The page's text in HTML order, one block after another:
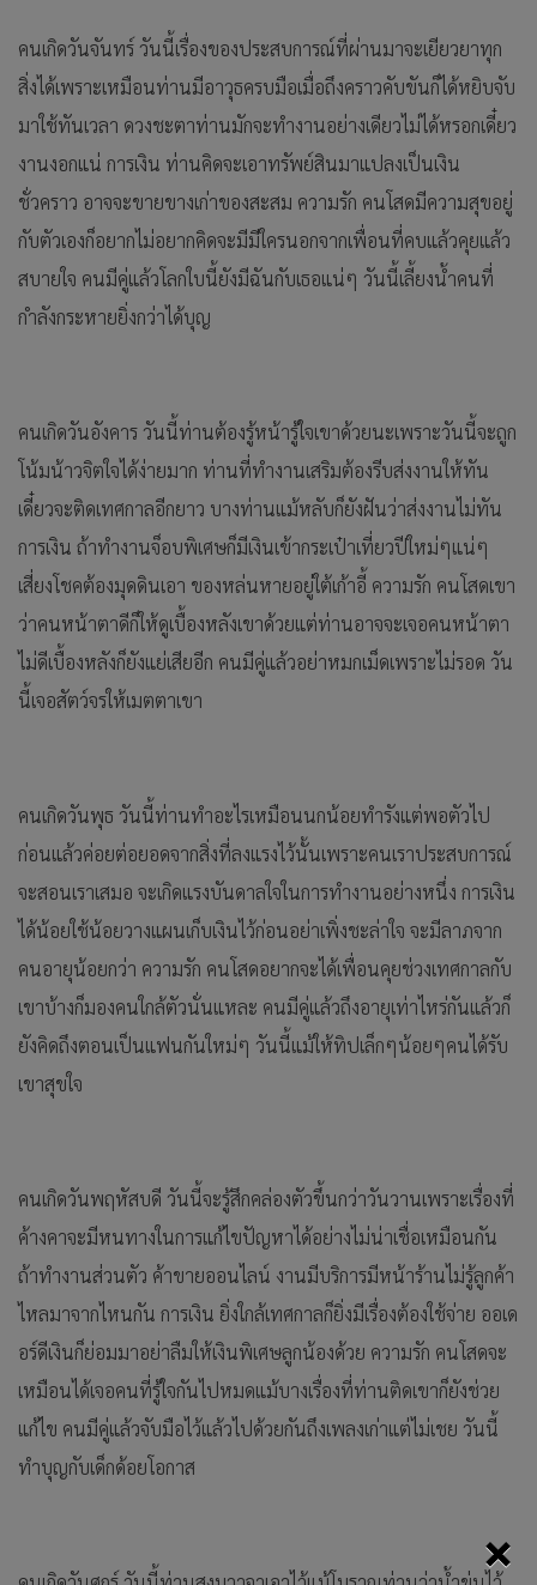
×
คนเกิดวันจันทร์ วันนี้เรื่องของประสบการณ์ที่ผ่านมาจะเยียวยาทุก
สิ่งได้เพราะเหมือนท่านมีอาวุธครบมือเมื่อถึงคราวคับขันก็ได้หยิบจับ
มาใช้ทันเวลา ดวงชะตาท่านมักจะทำงานอย่างเดียวไม่ได้หรอกเดี๋ยว
งานงอกแน่ การเงิน ท่านคิดจะเอาทรัพย์สินมาแปลงเป็นเงิน
ชั่วคราว อาจจะขายขางเก่าของสะสม ความรัก คนโสดมีความสุขอยู่
กับตัวเองก็อยากไม่อยากคิดจะมีมีใครนอกจากเพื่อนที่คบแล้วคุยแล้ว
สบายใจ คนมีคู่แล้วโลกใบนี้ยังมีฉันกับเธอแน่ๆ วันนี้เลี้ยงน้ำคนที่
กำลังกระหายยิ่งกว่าได้บุญ
คนเกิดวันอังคาร วันนี้ท่านต้องรู้หน้ารู้ใจเขาด้วยนะเพราะวันนี้จะถูก
โน้มน้าวจิตใจได้ง่ายมาก ท่านที่ทำงานเสริมต้องรีบส่งงานให้ทัน
เดี๋ยวจะติดเทศกาลอีกยาว บางท่านแม้หลับก็ยังฝันว่าส่งงานไม่ทัน
การเงิน ถ้าทำงานจ็อบพิเศษก็มีเงินเข้ากระเป๋าเที่ยวปีใหม่ๆแน่ๆ
เสี่ยงโชคต้องมุดดินเอา ของหล่นหายอยู่ใต้เก้าอี้ ความรัก คนโสดเขา
ว่าคนหน้าตาดีก็ให้ดูเบื้องหลังเขาด้วยแต่ท่านอาจจะเจอคนหน้าตา
ไม่ดีเบื้องหลังก็ยังแย่เสียอีก คนมีคู่แล้วอย่าหมกเม็ดเพราะไม่รอด วัน
นี้เจอสัตว์จรให้เมตตาเขา
คนเกิดวันพุธ วันนี้ท่านทำอะไรเหมือนนกน้อยทำรังแต่พอตัวไป
ก่อนแล้วค่อยต่อยอดจากสิ่งที่ลงแรงไว้นั้นเพราะคนเราประสบการณ์
จะสอนเราเสมอ จะเกิดแรงบันดาลใจในการทำงานอย่างหนึ่ง การเงิน
ได้น้อยใช้น้อยวางแผนเก็บเงินไว้ก่อนอย่าเพิ่งชะล่าใจ จะมีลาภจาก
คนอายุน้อยกว่า ความรัก คนโสดอยากจะได้เพื่อนคุยช่วงเทศกาลกับ
เขาบ้างก็มองคนใกล้ตัวนั่นแหละ คนมีคู่แล้วถึงอายุเท่าไหร่กันแล้วก็
ยังคิดถึงตอนเป็นแฟนกันใหม่ๆ วันนี้แม้ให้ทิปเล็กๆน้อยๆคนได้รับ
เขาสุขใจ
คนเกิดวันพฤหัสบดี วันนี้จะรู้สึกคล่องตัวขึ้นกว่าวันวานเพราะเรื่องที่
ค้างคาจะมีหนทางในการแก้ไขปัญหาได้อย่างไม่น่าเชื่อเหมือนกัน
ถ้าทำงานส่วนตัว ค้าขายออนไลน์ งานมีบริการมีหน้าร้านไม่รู้ลูกค้า
ไหลมาจากไหนกัน การเงิน ยิ่งใกล้เทศกาลก็ยิ่งมีเรื่องต้องใช้จ่าย ออเด
อร์ดีเงินก็ย่อมมาอย่าลืมให้เงินพิเศษลูกน้องด้วย ความรัก คนโสดจะ
เหมือนได้เจอคนที่รู้ใจกันไปหมดแม้บางเรื่องที่ท่านติดเขาก็ยังช่วย
แก้ไข คนมีคู่แล้วจับมือไว้แล้วไปด้วยกันถึงเพลงเก่าแต่ไม่เชย วันนี้
ทำบุญกับเด็กด้อยโอกาส